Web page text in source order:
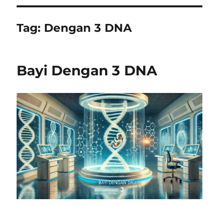
Tag: Dengan 3 DNA
Bayi Dengan 3 DNA